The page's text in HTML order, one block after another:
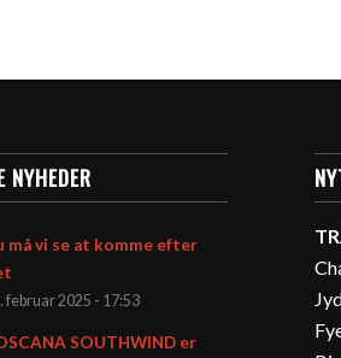
NYHEDER
må vi se at komme efter
februar 2025 - 17:53
SOUTHWIND er